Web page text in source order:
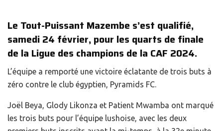
Le Tout-Puissant Mazembe s’est qualifié,
samedi 24 février, pour les quarts de finale
de la Ligue des champions de la CAF 2024.
L’équipe a remporté une victoire éclatante de trois buts à
zéro contre le club égyptien, Pyramids FC.
Joël Beya, Glody Likonza et Patient Mwamba ont marqué
les trois buts pour l’équipe lushoise, avec les deux